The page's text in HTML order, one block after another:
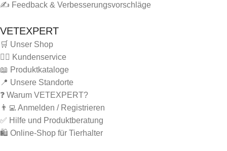
✍️ Feedback & Verbesserungsvorschläge
VETEXPERT
🛒 Unser Shop
🙋‍♂️ Kundenservice
📖 Produktkataloge
📍 Unsere Standorte
❓ Warum VETEXPERT?
👨‍💻 Anmelden / Registrieren
✅ Hilfe und Produktberatung
🛍️ Online-Shop für Tierhalter